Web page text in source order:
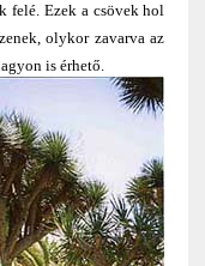
felé. Ezek a csövek hol
olykor zavarva az
is érhető.